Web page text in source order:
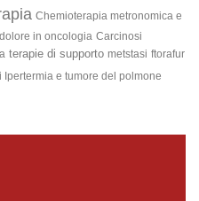
Chemioterapia metronomica e
in oncologia Carcinosi
terapie di supporto metstasi ftorafur
Ipertermia e tumore del polmone